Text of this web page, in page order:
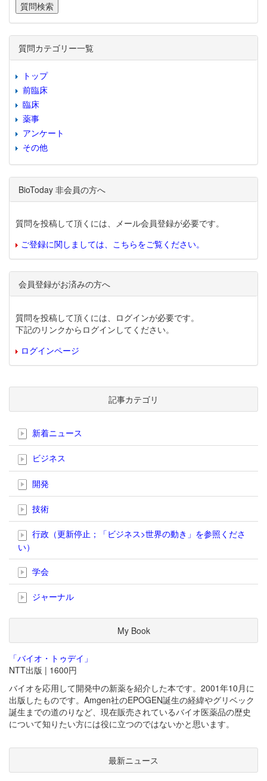
質問カテゴリー一覧
トップ
前臨床
臨床
薬事
アンケート
その他
BioToday 非会員の方へ
質問を投稿して頂くには、メール会員登録が必要です。
ご登録に関しましては、こちらをご覧ください。
会員登録がお済みの方へ
質問を投稿して頂くには、ログインが必要です。
下記のリンクからログインしてください。
ログインページ
記事カテゴリ
新着ニュース
ビジネス
開発
技術
行政（更新停止；「ビジネス>世界の動き」を参照くださ
い）
学会
ジャーナル
My Book
「バイオ・トゥデイ」
NTT出版 | 1600円
バイオを応用して開発中の新薬を紹介した本です。2001年10月に
出版したものです。Amgen社のEPOGEN誕生の経緯やグリベック
誕生までの道のりなど、現在販売されているバイオ医薬品の歴史
について知りたい方には役に立つのではないかと思います。
最新ニュース